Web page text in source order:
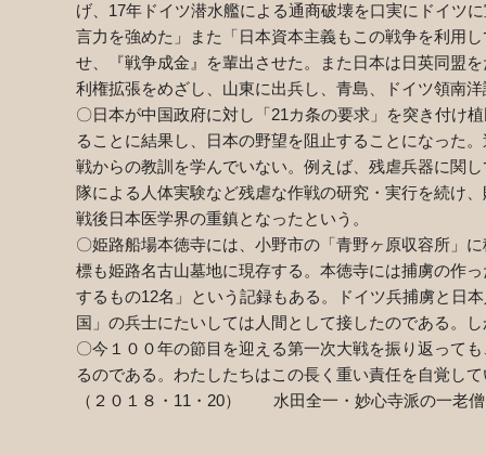
げ、 17年ドイツ潜水艦による通商破壊を口実にドイツ
言力を強めた」また「日本資本主義もこの戦争を利用
せ、『戦争成金』を輩出させた。また日本は日英同盟
利権拡張をめざし、山東に出兵し、青島、ドイツ領南
〇日本が中国政府に対し「21カ条の要求」を突き付け
ることに結果し、日本の野望を阻止することになった
戦からの教訓を学んでいない。例えば、残虐兵器に関
隊による人体実験など残虐な作戦の研究・実行を続け
戦後日本医学界の重鎮となったという。
〇姫路船場本徳寺には、小野市の「青野ヶ原収容所」
標も姫路名古山墓地に現存する。本徳寺には捕虜の作
するもの12名」という記録もある。ドイツ兵捕虜と日
国」の兵士にたいしては人間として接したのである。
〇今１００年の節目を迎える第一次大戦を振り返って
るのである。わたしたちはこの長く重い責任を自覚し
（２０１８・ 11 ・ 20） 水田全一・妙心寺派の一老僧